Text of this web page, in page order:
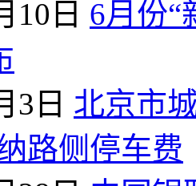
10日 6月份“
3日 北京市
路侧停车费